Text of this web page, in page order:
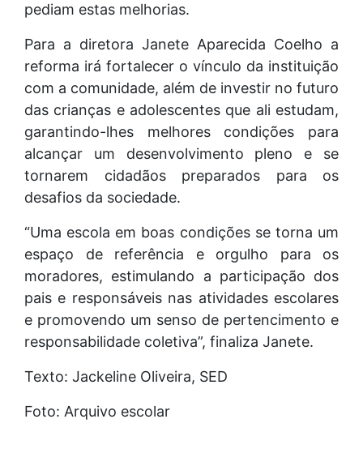
pediam estas melhorias.
Para a diretora Janete Aparecida Coelho a
reforma irá fortalecer o vínculo da instituição
com a comunidade, além de investir no futuro
das crianças e adolescentes que ali estudam,
garantindo-lhes melhores condições para
alcançar um desenvolvimento pleno e se
tornarem cidadãos preparados para os
desafios da sociedade.
“Uma escola em boas condições se torna um
espaço de referência e orgulho para os
moradores, estimulando a participação dos
pais e responsáveis nas atividades escolares
e promovendo um senso de pertencimento e
responsabilidade coletiva”, finaliza Janete.
Texto: Jackeline Oliveira, SED
Foto: Arquivo escolar